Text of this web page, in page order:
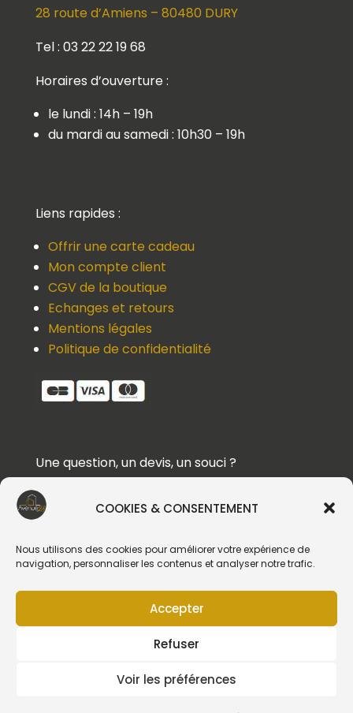
COOKIES & CONSENTEMENT
Nous utilisons des cookies pour améliorer votre expérience de
navigation, personnaliser les contenus et analyser notre trafic.
Accepter
Refuser
Voir les préférences
28 route d’Amiens – 80480 DURY
Tel : 03 22 22 19 68
Horaires d’ouverture :
le lundi : 14h – 19h
du mardi au samedi : 10h30 – 19h
Liens rapides :
Offrir une carte cadeau
Mon compte client
CGV de la boutique
Echanges et retours
Mentions légales
Politique de confidentialité
Une question, un devis, un souci ?